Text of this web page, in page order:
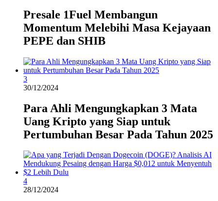
Presale 1Fuel Membangun
Momentum Melebihi Masa Kejayaan
PEPE dan SHIB
3
30/12/2024
Para Ahli Mengungkapkan 3 Mata
Uang Kripto yang Siap untuk
Pertumbuhan Besar Pada Tahun 2025
4
28/12/2024